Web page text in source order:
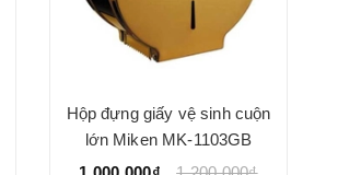
Hộp đựng giấy vệ sinh cuộn
lớn Miken MK-1103GB